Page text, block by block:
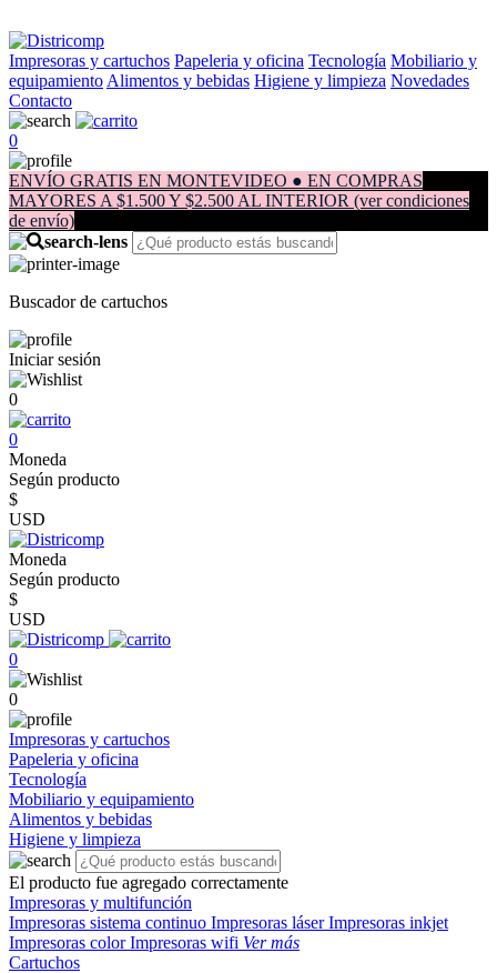
Impresoras y cartuchos Papeleria y oficina Tecnología Mobiliario y
equipamiento Alimentos y bebidas Higiene y limpieza Novedades
Contacto
0
ENVÍO GRATIS EN MONTEVIDEO ● EN COMPRAS
MAYORES A $1.500 Y $2.500 AL INTERIOR (ver condiciones
de envío)
Buscador de cartuchos
Iniciar sesión
0
0
Moneda
Según producto
$
USD
Moneda
Según producto
$
USD
0
0
Impresoras y cartuchos
Papeleria y oficina
Tecnología
Mobiliario y equipamiento
Alimentos y bebidas
Higiene y limpieza
El producto fue agregado correctamente
Impresoras y multifunción
Impresoras sistema continuo Impresoras láserImpresoras inkjet
Impresoras colorImpresoras wifi Ver más
Cartuchos